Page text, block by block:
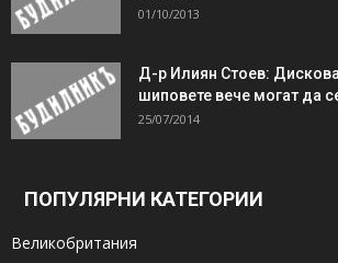
01/10/2013
Д-р Илиян Стоев:
шиповете вече могат да
25/07/2014
ПОПУЛЯРНИ КАТЕГОРИИ
Великобритания